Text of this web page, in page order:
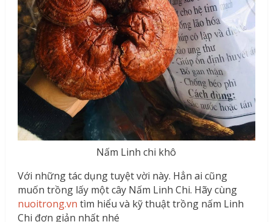
Nấm Linh chi khô
Với những tác dụng tuyệt vời này. Hẳn ai cũng
muốn trồng lấy một cây Nấm Linh Chi. Hãy cùng
nuoitrong.vn tìm hiểu và kỹ thuật trồng nấm Linh
Chi đơn giản nhất nhé